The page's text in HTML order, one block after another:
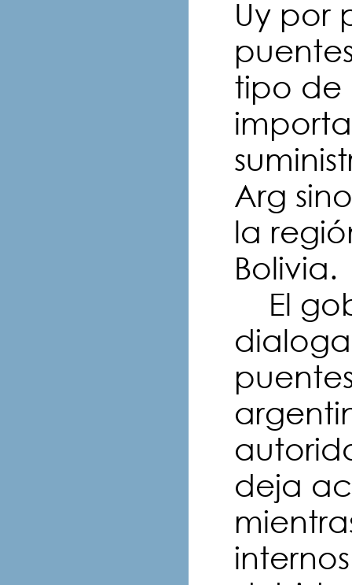
Uy por
tipo de
Arg
la
Bolivia.
El
deja